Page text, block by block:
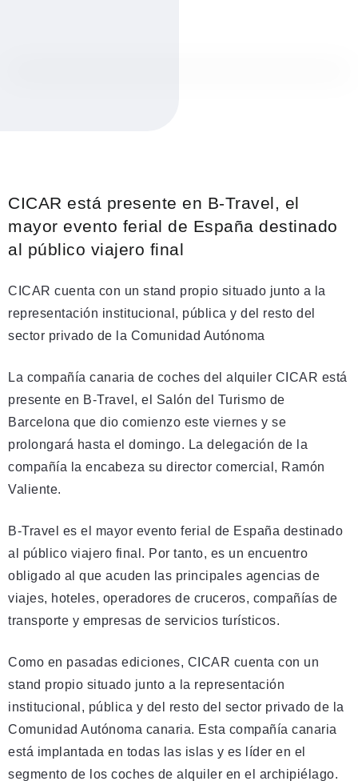
CICAR está presente en B-Travel, el
mayor evento ferial de España destinado
al público viajero final
CICAR cuenta con un stand propio situado junto a la
representación institucional, pública y del resto del
sector privado de la Comunidad Autónoma
La compañía canaria de coches del alquiler CICAR está
presente en B-Travel, el Salón del Turismo de
Barcelona que dio comienzo este viernes y se
prolongará hasta el domingo. La delegación de la
compañía la encabeza su director comercial, Ramón
Valiente.
B-Travel es el mayor evento ferial de España destinado
al público viajero final. Por tanto, es un encuentro
obligado al que acuden las principales agencias de
viajes, hoteles, operadores de cruceros, compañías de
transporte y empresas de servicios turísticos.
Como en pasadas ediciones, CICAR cuenta con un
stand propio situado junto a la representación
institucional, pública y del resto del sector privado de la
Comunidad Autónoma canaria. Esta compañía canaria
está implantada en todas las islas y es líder en el
segmento de los coches de alquiler en el archipiélago.